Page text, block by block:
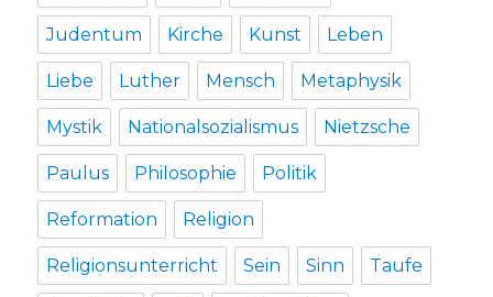
Judentum Kirche Kunst Leben
Liebe Luther Mensch Metaphysik
Mystik Nationalsozialismus Nietzsche
Paulus Philosophie Politik
Reformation Religion
Religionsunterricht Sein Sinn Taufe